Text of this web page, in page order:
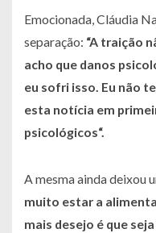
Emocionada, Cláudia
separação: “A traição
acho que danos
eu sofri isso. Eu não
esta notícia em
psicológicos“.
A mesma ainda deixou
muito estar a
mais desejo é que